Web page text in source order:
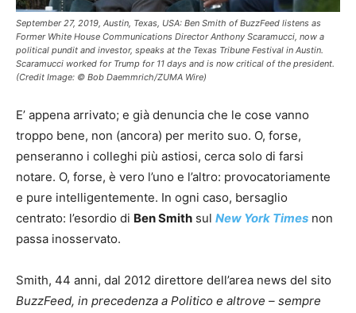
September 27, 2019, Austin, Texas, USA: Ben Smith of BuzzFeed listens as
Former White House Communications Director Anthony Scaramucci, now a
political pundit and investor, speaks at the Texas Tribune Festival in Austin.
Scaramucci worked for Trump for 11 days and is now critical of the president.
(Credit Image: © Bob Daemmrich/ZUMA Wire)
E’ appena arrivato; e già denuncia che le cose vanno
troppo bene, non (ancora) per merito suo. O, forse,
penseranno i colleghi più astiosi, cerca solo di farsi
notare. O, forse, è vero l’uno e l’altro: provocatoriamente
e pure intelligentemente. In ogni caso, bersaglio
centrato: l’esordio di Ben Smith sul New York Times non
passa inosservato.
Smith, 44 anni, dal 2012 direttore dell’area news del sito
BuzzFeed, in precedenza a Politico e altrove – sempre